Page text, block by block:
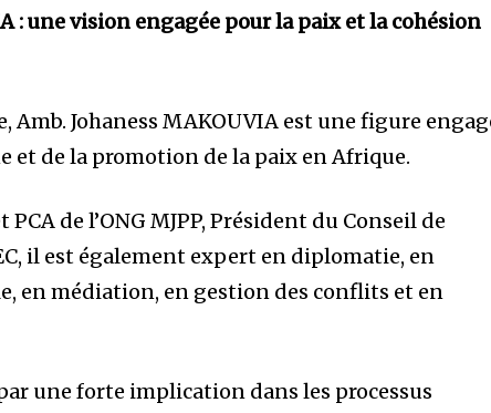
: une vision engagée pour la paix et la cohésion
Johaness MAKOUVIA est une figure
et de la promotion de la paix en Afrique.
de l’ONG MJPP, Président du Conseil de
il est également expert en diplomatie, en
en médiation, en gestion des conflits et en
une forte implication dans les processus